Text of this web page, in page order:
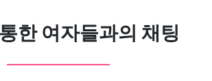
한 여자들과의 채팅